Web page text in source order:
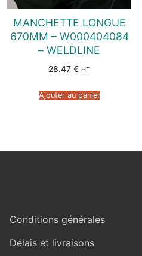
MANCHETTE LONGUE
670MM – W000404084
– WELDLINE
28.47 € HT
Ajouter au panier
Conditions générales
Délais et livraisons